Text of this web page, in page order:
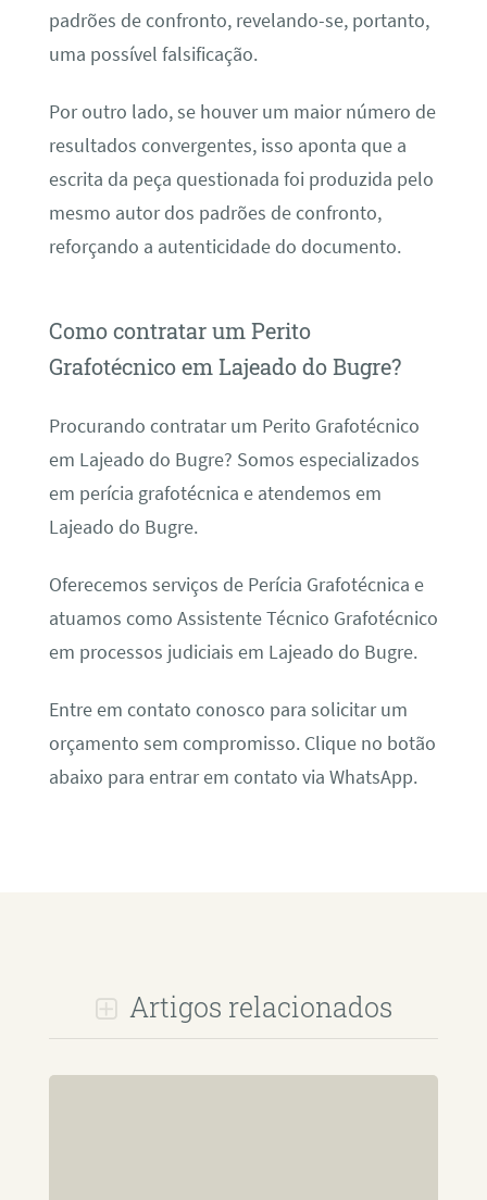
padrões de confronto, revelando-se, portanto,
uma possível falsificação.
Por outro lado, se houver um maior número de
resultados convergentes, isso aponta que a
escrita da peça questionada foi produzida pelo
mesmo autor dos padrões de confronto,
reforçando a autenticidade do documento.
Como contratar um Perito
Grafotécnico em Lajeado do Bugre?
Procurando contratar um Perito Grafotécnico
em Lajeado do Bugre? Somos especializados
em perícia grafotécnica e atendemos em
Lajeado do Bugre.
Oferecemos serviços de Perícia Grafotécnica e
atuamos como Assistente Técnico Grafotécnico
em processos judiciais em Lajeado do Bugre.
Entre em contato conosco para solicitar um
orçamento sem compromisso. Clique no botão
abaixo para entrar em contato via WhatsApp.
Artigos relacionados